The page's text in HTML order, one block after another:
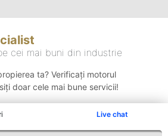
Live chat
cei mai buni din industrie
ta? Verificați motorul
doar cele mai bune servicii!